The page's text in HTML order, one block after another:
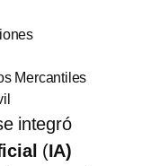
Mercantiles
integró
(IA)